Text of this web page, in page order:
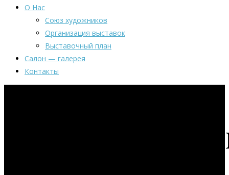
О Нас
Союз художников
Организация выставок
Выставочный план
Салон — галерея
Контакты